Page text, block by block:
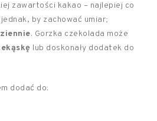
zawartości kakao – najlepiej co
by zachować umiar;
. Gorzka czekolada może
lub doskonały dodatek do
dodać do: